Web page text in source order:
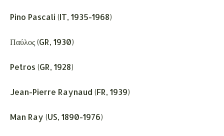
Pino Pascali (IT, 1935-1968)
Παύλος (GR, 1930)
Petros (GR, 1928)
Jean-Pierre Raynaud (FR, 1939)
Man Ray (US, 1890-1976)